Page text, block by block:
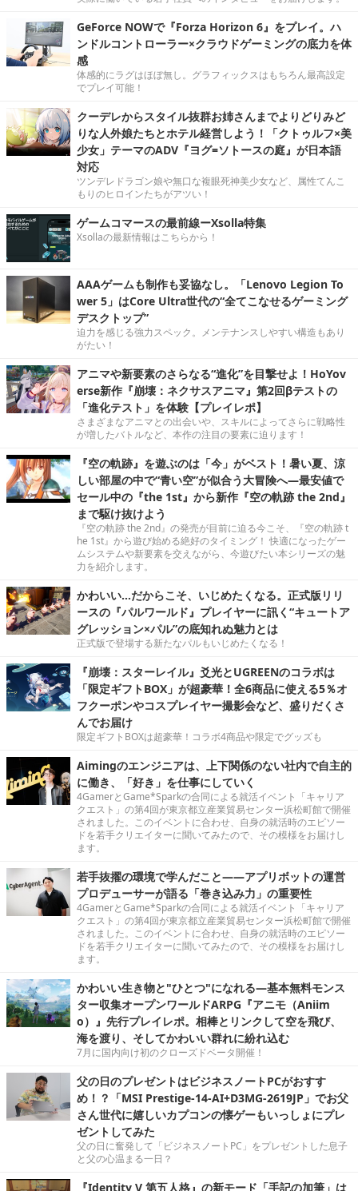
GeForce NOWで『Forza Horizon 6』をプレイ。ハ
ンドルコントローラー×クラウドゲーミングの底力を体
感
体感的にラグはほぼ無し。グラフィックスはもちろん最高設定
でプレイ可能！
クーデレからスタイル抜群お姉さんまでよりどりみど
りな人外娘たちとホテル経営しよう！「クトゥルフ×美
少女」テーマのADV『ヨグ=ソトースの庭』が日本語
対応
ツンデレドラゴン娘や無口な複眼死神美少女など、属性てんこ
もりのヒロインたちがアツい！
ゲームコマースの最前線ーXsolla特集
Xsollaの最新情報はこちらから！
AAAゲームも制作も妥協なし。「Lenovo Legion To
wer 5」はCore Ultra世代の“全てこなせるゲーミング
デスクトップ”
迫力を感じる強力スペック。メンテナンスしやすい構造もあり
がたい！
アニマや新要素のさらなる“進化”を目撃せよ！HoYov
erse新作『崩壊：ネクサスアニマ』第2回βテストの
「進化テスト」を体験【プレイレポ】
さまざまなアニマとの出会いや、スキルによってさらに戦略性
が増したバトルなど、本作の注目の要素に迫ります！
『空の軌跡』を遊ぶのは「今」がベスト！暑い夏、涼
しい部屋の中で“青い空”が似合う大冒険へ―最安値で
セール中の『the 1st』から新作『空の軌跡 the 2nd』
まで駆け抜けよう
『空の軌跡 the 2nd』の発売が目前に迫る今こそ、『空の軌跡 t
he 1st』から遊び始める絶好のタイミング！ 快適になったゲー
ムシステムや新要素を交えながら、今遊びたい本シリーズの魅
力を紹介します。
かわいい…だからこそ、いじめたくなる。正式版リリ
ースの『パルワールド』プレイヤーに訊く“キュートア
グレッション×パル”の底知れぬ魅力とは
正式版で登場する新たなパルもいじめたくなる！
『崩壊：スターレイル』爻光とUGREENのコラボは
「限定ギフトBOX」が超豪華！全6商品に使える5％オ
フクーポンやコスプレイヤー撮影会など、盛りだくさ
んでお届け
限定ギフトBOXは超豪華！コラボ4商品や限定でグッズも
Aimingのエンジニアは、上下関係のない社内で自主的
に働き、「好き」を仕事にしていく
4GamerとGame*Sparkの合同による就活イベント「キャリア
クエスト」の第4回が東京都立産業貿易センター浜松町館で開催
されました。このイベントに合わせ、自身の就活時のエピソー
ドを若手クリエイターに聞いてみたので、その模様をお届けし
ます。
若手抜擢の環境で学んだこと――アプリボットの運営
プロデューサーが語る「巻き込み力」の重要性
4GamerとGame*Sparkの合同による就活イベント「キャリア
クエスト」の第4回が東京都立産業貿易センター浜松町館で開催
されました。このイベントに合わせ、自身の就活時のエピソー
ドを若手クリエイターに聞いてみたので、その模様をお届けし
ます。
かわいい生き物と"ひとつ"になれる―基本無料モンス
ター収集オープンワールドARPG『アニモ（Aniim
o）』先行プレイレポ。相棒とリンクして空を飛び、
海を渡り、そしてかわいい群れに紛れ込む
7月に国内向け初のクローズドベータ開催！
父の日のプレゼントはビジネスノートPCがおすす
め！？「MSI Prestige-14-AI+D3MG-2619JP」でお父
さん世代に嬉しいカプコンの懐ゲーもいっしょにプレ
ゼントしてみた
父の日に奮発して「ビジネスノートPC」をプレゼントした息子
と父の心温まる一日？
『Identity V 第五人格』の新モード「手記の加筆」は